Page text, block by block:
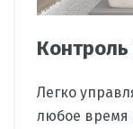
Легко
любое время